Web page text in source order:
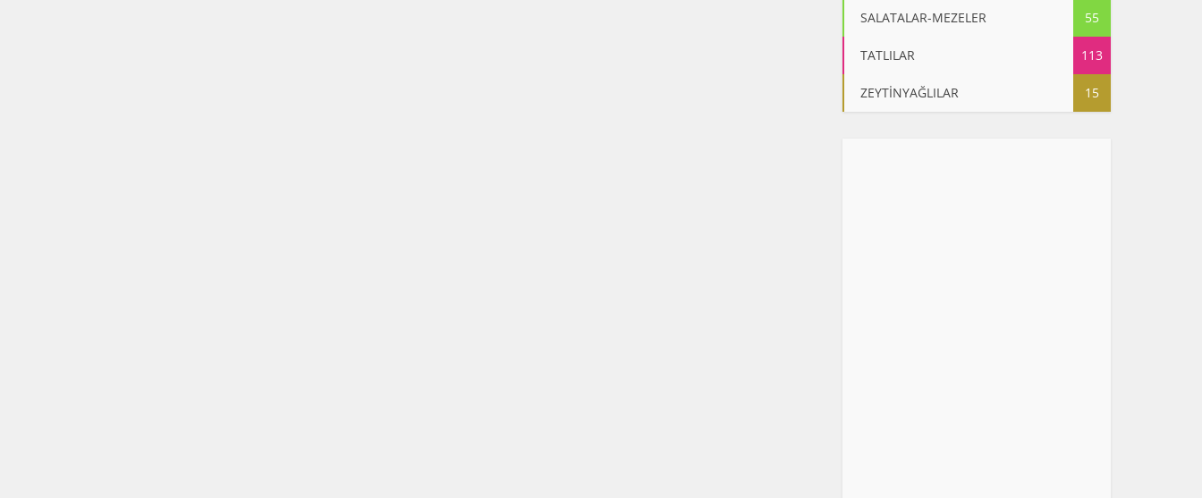
SALATALAR-MEZELER 55
TATLILAR 113
ZEYTİNYAĞLILAR 15